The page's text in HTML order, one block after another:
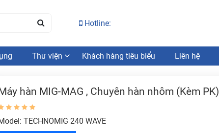
Hotline:
Thư viện Khách hàng tiêu biểu Liên hệ
hàn MIG-MAG , Chuyên hàn nhôm (Kèm PK)
TECHNOMIG 240 WAVE